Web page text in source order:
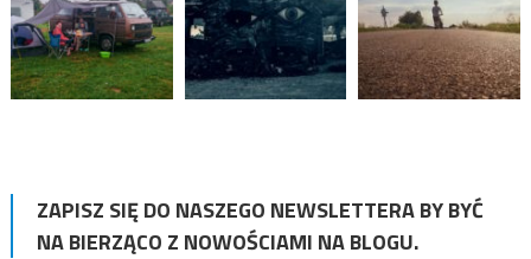
ZAPISZ SIĘ DO NASZEGO NEWSLETTERA BY BYĆ
NA BIERZĄCO Z NOWOŚCIAMI NA BLOGU.